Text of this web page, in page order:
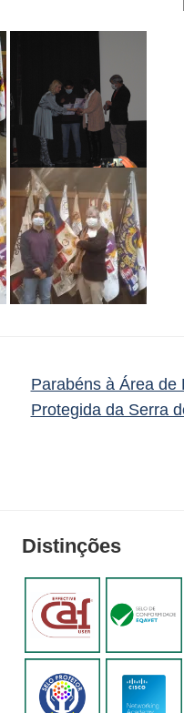
Parabéns à Área de
Protegida da Serra
Distinções